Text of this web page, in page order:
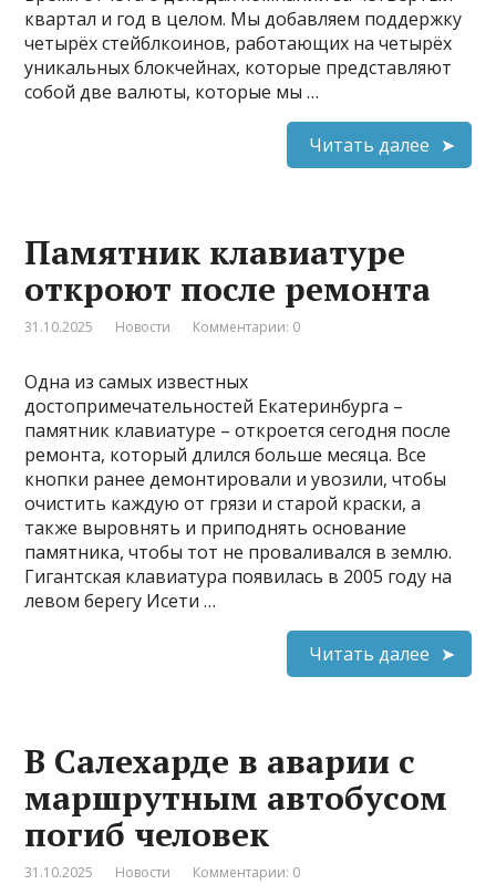
квартал и год в целом. Мы добавляем поддержку
четырёх стейблкоинов, работающих на четырёх
уникальных блокчейнах, которые представляют
собой две валюты, которые мы …
Читать далее
Памятник клавиатуре
откроют после ремонта
31.10.2025 Новости Комментарии: 0
Одна из самых известных
достопримечательностей Екатеринбурга –
памятник клавиатуре – откроется сегодня после
ремонта, который длился больше месяца. Все
кнопки ранее демонтировали и увозили, чтобы
очистить каждую от грязи и старой краски, а
также выровнять и приподнять основание
памятника, чтобы тот не проваливался в землю.
Гигантская клавиатура появилась в 2005 году на
левом берегу Исети …
Читать далее
В Салехарде в аварии с
маршрутным автобусом
погиб человек
31.10.2025 Новости Комментарии: 0